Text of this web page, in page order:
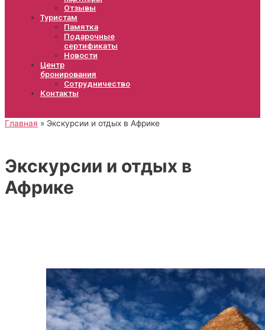
Отзывы
Туристам
Памятка
Подарочные
сертификаты
Новости
Центр
бронирования
Сотрудничество
Контакты
Главная Экскурсии и отдых в Африке
Экскурсии и отдых в
Африке